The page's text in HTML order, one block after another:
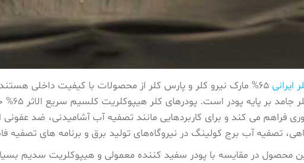
ایرانی
کلر
فراهم می کند و برای کاربردهایی مانند تصفیه آب آشامیدنی، ضد
تصفیه آب برج کولینگ در نیروگاه‌های تولید برق و برنامه‌ های تصفیه
محصول در مقایسه با پودر سفید کننده معمولی و هیپوکلریت سدیم